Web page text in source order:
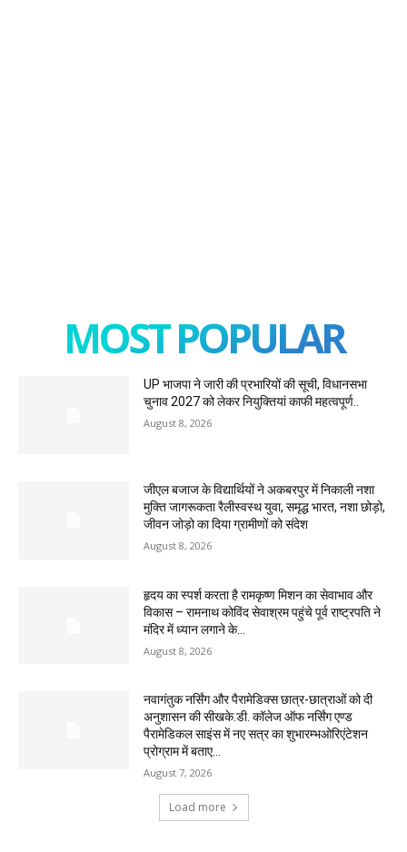
MOST POPULAR
UP भाजपा ने जारी की प्रभारियों की सूची, विधानसभा
चुनाव 2027 को लेकर नियुक्तियां काफी महत्वपूर्ण..
August 8, 2026
जीएल बजाज के विद्यार्थियों ने अकबरपुर में निकाली नशा
मुक्ति जागरूकता रैलीस्वस्थ युवा, समृद्ध भारत, नशा छोड़ो,
जीवन जोड़ो का दिया ग्रामीणों को संदेश
August 8, 2026
हृदय का स्पर्श करता है रामकृष्ण मिशन का सेवाभाव और
विकास – रामनाथ कोविंद सेवाश्रम पहुंचे पूर्व राष्ट्रपति ने
मंदिर में ध्यान लगाने के...
August 8, 2026
नवागंतुक नर्सिंग और पैरामेडिक्स छात्र-छात्राओं को दी
अनुशासन की सीखके.डी. कॉलेज ऑफ नर्सिंग एण्ड
पैरामेडिकल साइंस में नए सत्र का शुभारम्भओरिएंटेशन
प्रोग्राम में बताए...
August 7, 2026
Load more